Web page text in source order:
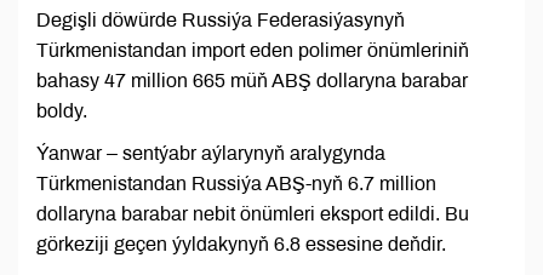
Degişli döwürde Russiýa Federasiýasynyň
Türkmenistandan import eden polimer önümleriniň
bahasy 47 million 665 müň ABŞ dollaryna barabar
boldy.
Ýanwar – sentýabr aýlarynyň aralygynda
Türkmenistandan Russiýa ABŞ-nyň 6.7 million
dollaryna barabar nebit önümleri eksport edildi. Bu
görkeziji geçen ýyldakynyň 6.8 essesine deňdir.